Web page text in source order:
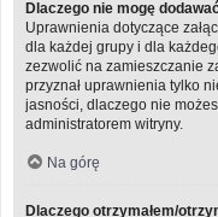
Dlaczego nie mogę
Uprawnienia dotyczące
dla każdej grupy i dla
zezwolić na zamieszczanie
przyznał uprawnienia tylko
jasności, dlaczego nie
administratorem witryny.
Na górę
Dlaczego otrzymałem/